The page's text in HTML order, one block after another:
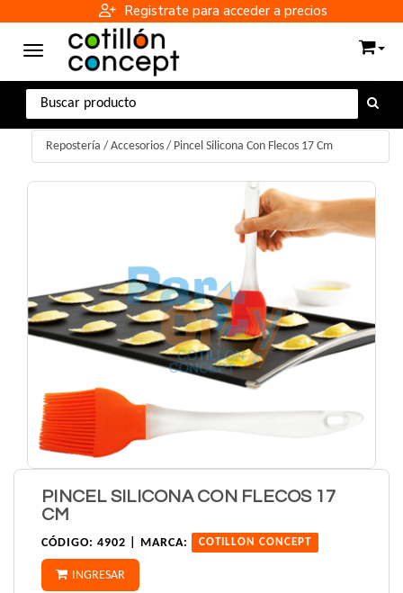
Registrate para acceder a precios
Toggle navigation
Reposterí­a / Accesorios / Pincel Silicona Con Flecos 17 Cm
PINCEL SILICONA CON FLECOS 17
CM
CÓDIGO: 4902 | MARCA: COTILLON CONCEPT
INGRESAR